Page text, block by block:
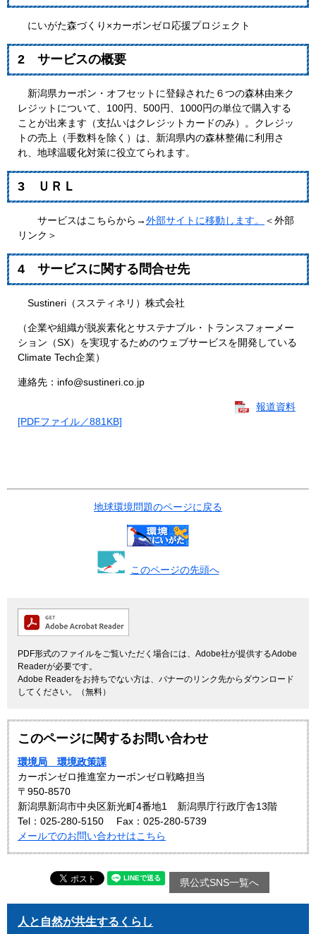
にいがた森づくり×カーボンゼロ応援プロジェクト
2 サービスの概要
新潟県カーボン・オフセットに登録された６つの森林由来ク
レジットについて、100円、500円、1000円の単位で購入する
ことが出来ます（支払いはクレジットカードのみ）。クレジッ
トの売上（手数料を除く）は、新潟県内の森林整備に利用さ
れ、地球温暖化対策に役立てられます。
3 ＵＲＬ
サービスはこちらから→外部サイトに移動します。
＜外部
リンク＞
4 サービスに関する問合せ先
Sustineri（ススティネリ）株式会社
（企業や組織が脱炭素化とサステナブル・トランスフォーメー
ション（SX）を実現するためのウェブサービスを開発している
Climate Tech企業）
連絡先：info@sustineri.co.jp
報道資料
[PDFファイル／881KB]
地球環境問題のページに戻る
このページの先頭へ
PDF形式のファイルをご覧いただく場合には、Adobe社が提供するAdobe
Readerが必要です。
Adobe Readerをお持ちでない方は、バナーのリンク先からダウンロード
してください。（無料）
このページに関するお問い合わせ
環境局 環境政策課
カーボンゼロ推進室カーボンゼロ戦略担当
〒950-8570
新潟県新潟市中央区新光町4番地1 新潟県庁行政庁舎13階
Tel：025-280-5150
Fax：025-280-5739
メールでのお問い合わせはこちら
県公式SNS一覧へ
人と自然が共生するくらし